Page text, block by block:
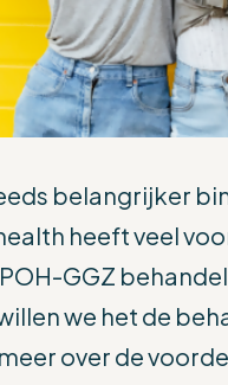
belangrijker
heeft veel
GGZ
we het de
over de